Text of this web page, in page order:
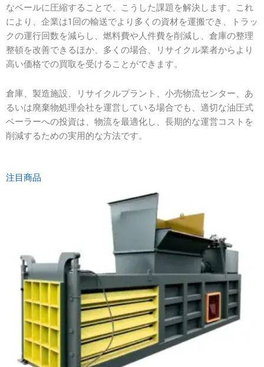
なベールに圧縮することで、こうした課題を解決します。これ
により、企業は1回の輸送でより多くの資材を運搬でき、トラッ
クの運行回数を減らし、燃料費や人件費を削減し、倉庫の整理
整頓を改善できるほか、多くの場合、リサイクル業者からより
高い価格での買取を受けることができます。
倉庫、製造施設、リサイクルプラント、小売物流センター、あ
るいは廃棄物処理会社を運営している場合でも、適切な油圧式
ベーラーへの投資は、物流を最適化し、長期的な運営コストを
削減するための実用的な方法です。
注目商品